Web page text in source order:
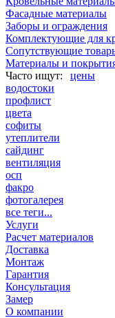
Фасадные материалы
Заборы и ограждения
Комплектующие для
Сопутствующие
Материалы и
цены
водостоки
профлист
цвета
софиты
утеплители
сайдинг
вентиляция
осп
факро
фотогалерея
все теги...
Услуги
Расчет материалов
Доставка
Монтаж
Гарантия
Консультация
Замер
О компании